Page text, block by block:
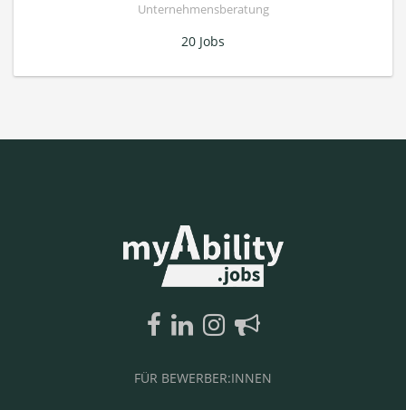
Unternehmensberatung
20 Jobs
FÜR BEWERBER:INNEN